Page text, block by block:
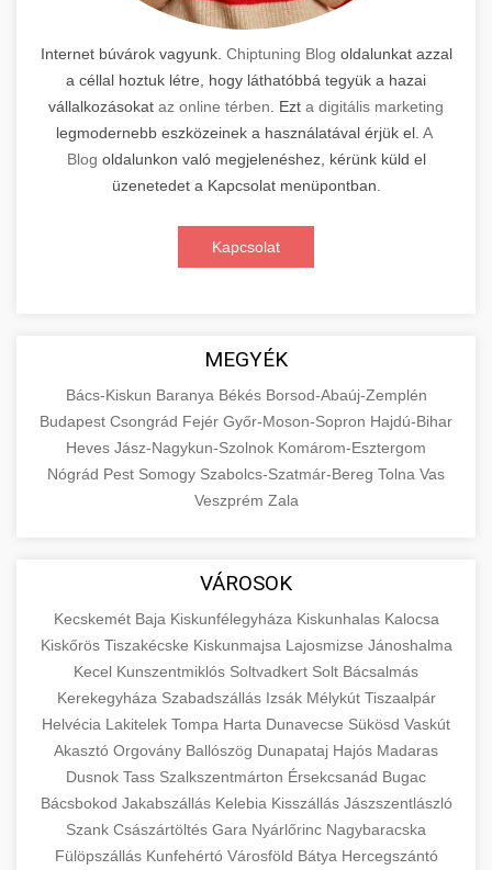
Internet búvárok vagyunk. Chiptuning Blog oldalunkat azzal
a céllal hoztuk létre, hogy láthatóbbá tegyük a hazai
vállalkozásokat az online térben . Ezt a digitális marketing
legmodernebb eszközeinek a használatával érjük el. A
Blog oldalunkon való megjelenéshez, kérünk küld el
üzenetedet a Kapcsolat menüpontban.
Kapcsolat
MEGYÉK
Bács-Kiskun Baranya Békés Borsod-Abaúj-Zemplén
Budapest Csongrád Fejér Győr-Moson-Sopron Hajdú-Bihar
Heves Jász-Nagykun-Szolnok Komárom-Esztergom
Nógrád Pest Somogy Szabolcs-Szatmár-Bereg Tolna Vas
Veszprém Zala
VÁROSOK
Kecskemét Baja Kiskunfélegyháza Kiskunhalas Kalocsa
Kiskőrös Tiszakécske Kiskunmajsa Lajosmizse Jánoshalma
Kecel Kunszentmiklós Soltvadkert Solt Bácsalmás
Kerekegyháza Szabadszállás Izsák Mélykút Tiszaalpár
Helvécia Lakitelek Tompa Harta Dunavecse Sükösd Vaskút
Akasztó Orgovány Ballószög Dunapataj Hajós Madaras
Dusnok Tass Szalkszentmárton Érsekcsanád Bugac
Bácsbokod Jakabszállás Kelebia Kisszállás Jászszentlászló
Szank Császártöltés Gara Nyárlőrinc Nagybaracska
Fülöpszállás Kunfehértó Városföld Bátya Hercegszántó